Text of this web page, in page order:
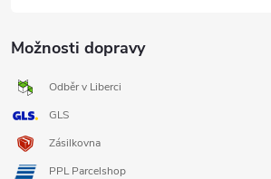
Možnosti dopravy
Odběr v Liberci
GLS
Zásilkovna
PPL Parcelshop